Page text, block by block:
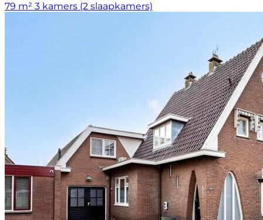
79 m² 3 kamers (2 slaapkamers)